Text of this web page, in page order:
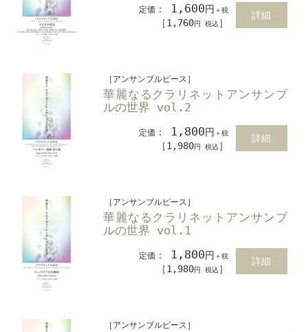
定価 ： 1,600円 ＋税
［1,760円 税込 ］
詳細
［アンサンブルピース］
華麗なるクラリネットアンサンブ
ルの世界 vol.2
定価 ： 1,800円 ＋税
［1,980円 税込 ］
詳細
［アンサンブルピース］
華麗なるクラリネットアンサンブ
ルの世界 vol.1
定価 ： 1,800円 ＋税
［1,980円 税込 ］
詳細
［アンサンブルピース］